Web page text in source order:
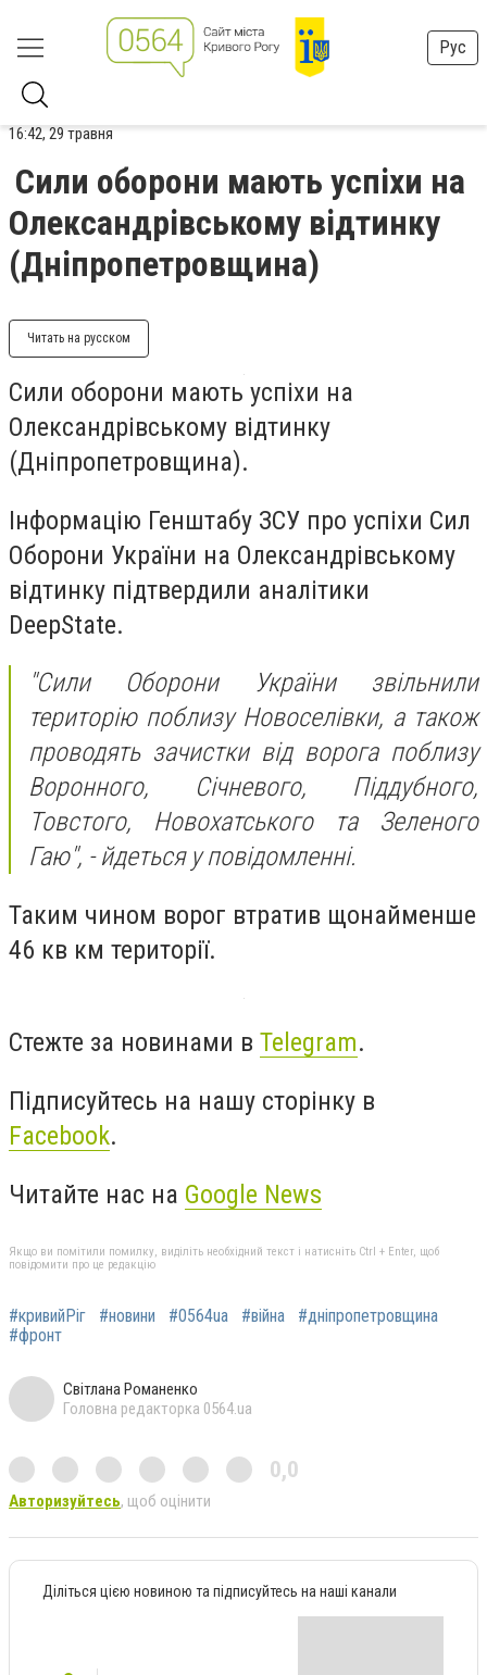
Рус
16:42, 29 травня
Сили оборони мають успіхи на
Олександрівському відтинку
(Дніпропетровщина)
Читать на русском
Сили оборони мають успіхи на
Олександрівському відтинку
(Дніпропетровщина).
Інформацію Генштабу ЗСУ про успіхи Сил
Оборони України на Олександрівському
відтинку підтвердили аналітики
DeepState.
"Сили Оборони України звільнили
територію поблизу Новоселівки, а також
проводять зачистки від ворога поблизу
Воронного, Січневого, Піддубного,
Товстого, Новохатського та Зеленого
Гаю", - йдеться у повідомленні.
Таким чином ворог втратив щонайменше
46 кв км території.
Стежте за новинами в Telegram.
Підписуйтесь на нашу сторінку в
Facebook.
Читайте нас на Google News
Якщо ви помітили помилку, виділіть необхідний текст і натисніть Ctrl + Enter, щоб
повідомити про це редакцію
#кривийРіг #новини #0564ua #війна
#дніпропетровщина
#фронт
Світлана Романенко
Головна редакторка 0564.ua
0,0
Авторизуйтесь, щоб оцінити
Діліться цією новиною та підписуйтесь на наші канали